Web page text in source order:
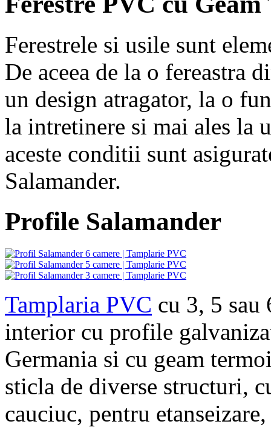
Ferestrele si usile sunt
De aceea de la o fereastra
un design atragator, la o
la intretinere si mai ales la
aceste conditii sunt
Salamander.
Profile Salamander
Tamplaria PVC cu 3, 5 sau
interior cu profile
Germania si cu geam
sticla de diverse structuri,
cauciuc, pentru